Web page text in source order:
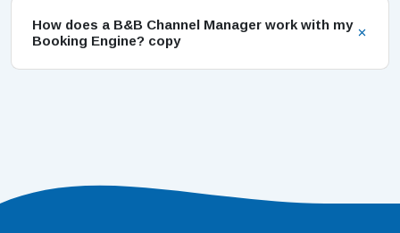
How does a B&B Channel Manager work with my
Booking Engine? copy